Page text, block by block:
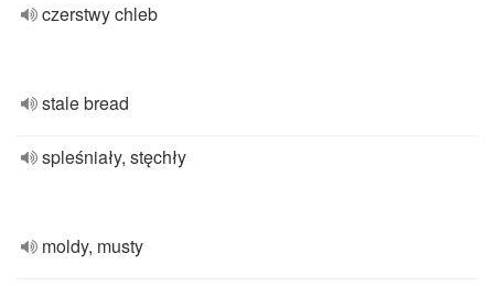
czerstwy chleb
stale bread
spleśniały, stęchły
moldy, musty